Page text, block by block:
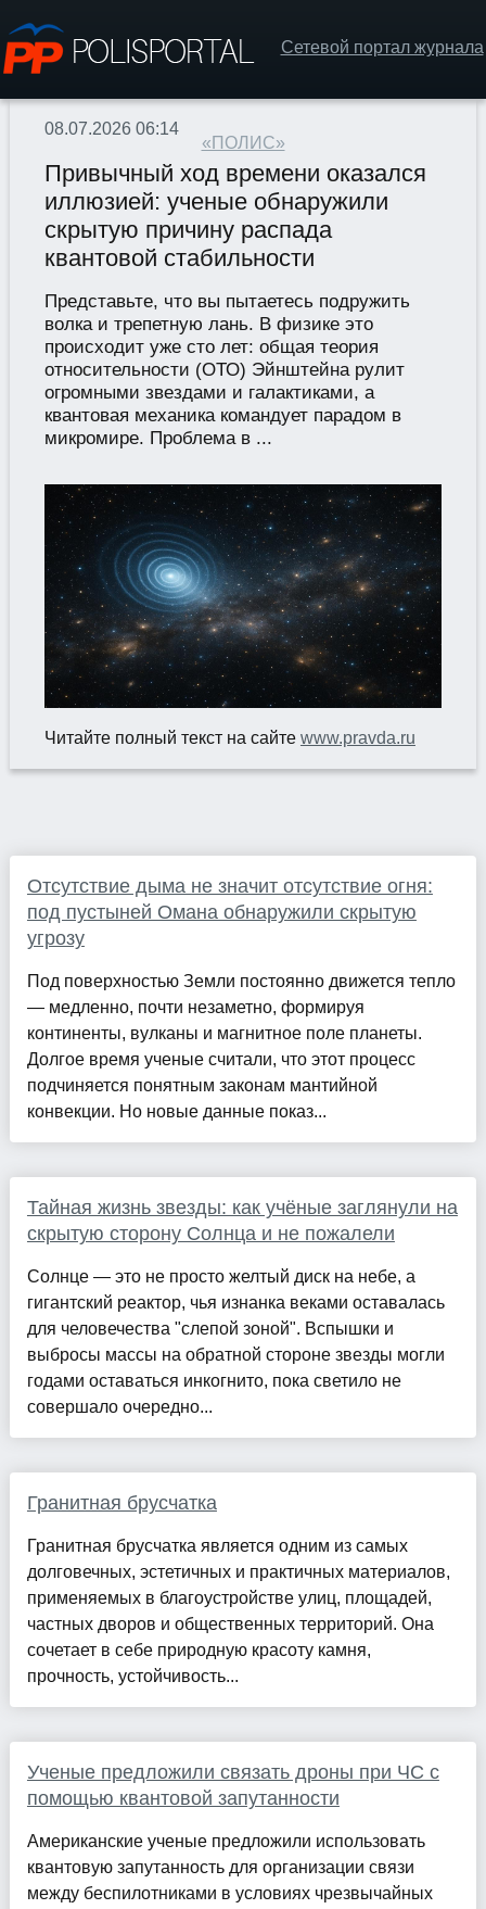
Сетевой портал журнала
«ПОЛИС»
08.07.2026 06:14
Привычный ход времени оказался
иллюзией: ученые обнаружили
скрытую причину распада
квантовой стабильности
Представьте, что вы пытаетесь подружить
волка и трепетную лань. В физике это
происходит уже сто лет: общая теория
относительности (ОТО) Эйнштейна рулит
огромными звездами и галактиками, а
квантовая механика командует парадом в
микромире. Проблема в ...
Читайте полный текст на сайте www.pravda.ru
Отсутствие дыма не значит отсутствие огня:
под пустыней Омана обнаружили скрытую
угрозу
Под поверхностью Земли постоянно движется тепло
— медленно, почти незаметно, формируя
континенты, вулканы и магнитное поле планеты.
Долгое время ученые считали, что этот процесс
подчиняется понятным законам мантийной
конвекции. Но новые данные показ...
Тайная жизнь звезды: как учёные заглянули на
скрытую сторону Солнца и не пожалели
Солнце — это не просто желтый диск на небе, а
гигантский реактор, чья изнанка веками оставалась
для человечества "слепой зоной". Вспышки и
выбросы массы на обратной стороне звезды могли
годами оставаться инкогнито, пока светило не
совершало очередно...
Гранитная брусчатка
Гранитная брусчатка является одним из самых
долговечных, эстетичных и практичных материалов,
применяемых в благоустройстве улиц, площадей,
частных дворов и общественных территорий. Она
сочетает в себе природную красоту камня,
прочность, устойчивость...
Ученые предложили связать дроны при ЧС с
помощью квантовой запутанности
Американские ученые предложили использовать
квантовую запутанность для организации связи
между беспилотниками в условиях чрезвычайных